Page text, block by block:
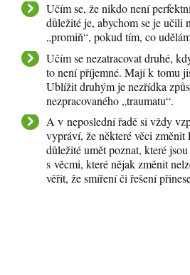
Učím se, že nikdo není
důležité je, abychom se je učili
„promiň“, pokud tím, co
Učím se nezatracovat druhé,
to není příjemné. Mají k tomu
Ublížit druhým je nezřídka
nezpracovaného „traumatu“.
A v neposlední řadě si vždy
vypráví, že některé věci změnit
důležité umět poznat, které
s věcmi, které nějak změnit
věřit, že smíření či řešení